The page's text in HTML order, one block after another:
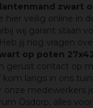
zwart
hier veilig online in
wij garant staan
jij nog vragen
op poten
gerust contact op
kom langs in ons
onze medewerkers
Osdorp, alles